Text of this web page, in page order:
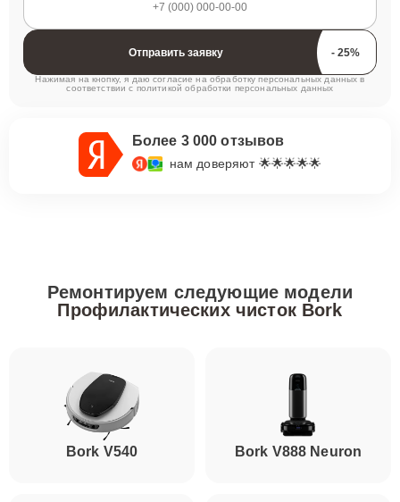
Отправить заявку
Нажимая на кнопку, я даю согласие на обработку персональных данных в
соответствии с политикой обработки персональных данных
Более 3 000 отзывов
нам доверяют 🌟🌟🌟🌟🌟
Ремонтируем следующие модели
Профилактических чисток Bork
Bork V540 Bork V888 Neuron